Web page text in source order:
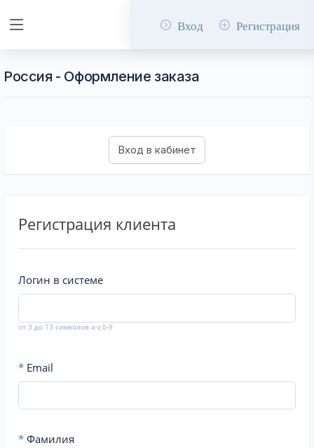
Вход Регистрация
Россия - Оформление заказа
Регистрация клиента
Логин в системе
от 3 до 13 символов a-z,0-9
* Email
* Фамилия